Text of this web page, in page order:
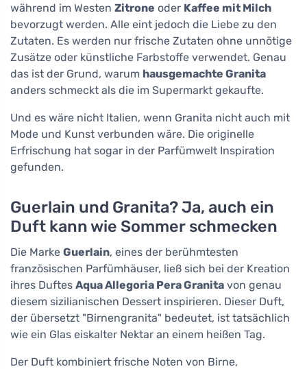
während im Westen Zitrone oder Kaffee mit Milch
bevorzugt werden. Alle eint jedoch die Liebe zu den
Zutaten. Es werden nur frische Zutaten ohne unnötige
Zusätze oder künstliche Farbstoffe verwendet. Genau
das ist der Grund, warum hausgemachte Granita
anders schmeckt als die im Supermarkt gekaufte.
Und es wäre nicht Italien, wenn Granita nicht auch mit
Mode und Kunst verbunden wäre. Die originelle
Erfrischung hat sogar in der Parfümwelt Inspiration
gefunden.
Guerlain und Granita? Ja, auch ein
Duft kann wie Sommer schmecken
Die Marke Guerlain, eines der berühmtesten
französischen Parfümhäuser, ließ sich bei der Kreation
ihres Duftes Aqua Allegoria Pera Granita von genau
diesem sizilianischen Dessert inspirieren. Dieser Duft,
der übersetzt "Birnengranita" bedeutet, ist tatsächlich
wie ein Glas eiskalter Nektar an einem heißen Tag.
Der Duft kombiniert frische Noten von Birne,